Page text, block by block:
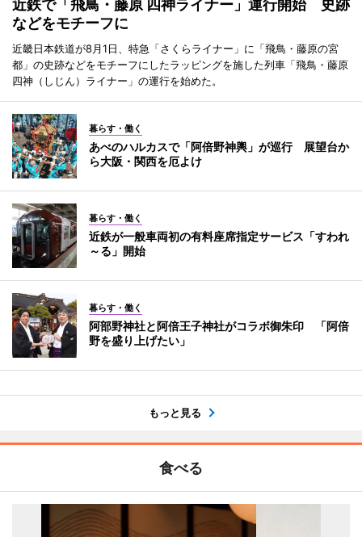
近鉄で「飛鳥・藤原 四神ライナー」運行開始 史跡
などをモチーフに
近畿日本鉄道が8月1日、特急「さくらライナー」に「飛鳥・藤原の宮
都」の史跡などをモチーフにしたラッピングを施した列車「飛鳥・藤原
四神（しじん）ライナー」の運行を始めた。
暮らす・働く
あべのハルカスで「阿倍野神輿」が巡行 展望台か
ら大阪・関西を厄よけ
暮らす・働く
近鉄が一般車両初の有料座席指定サービス「すわれ
～る」開始
暮らす・働く
阿部野神社と阿倍王子神社がコラボ御朱印 「阿倍
野を盛り上げたい」
もっと見る
食べる